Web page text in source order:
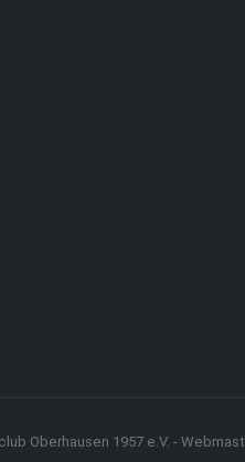
Oberhausen 1957 e.V. -